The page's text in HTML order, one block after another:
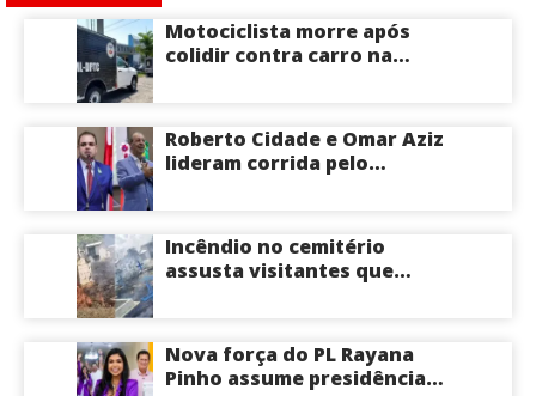
Motociclista morre após
colidir contra carro na
Roberto Cidade e Omar Aziz
lideram corrida pelo
Incêndio no cemitério
assusta visitantes que
Nova força do PL Rayana
Pinho assume presidência